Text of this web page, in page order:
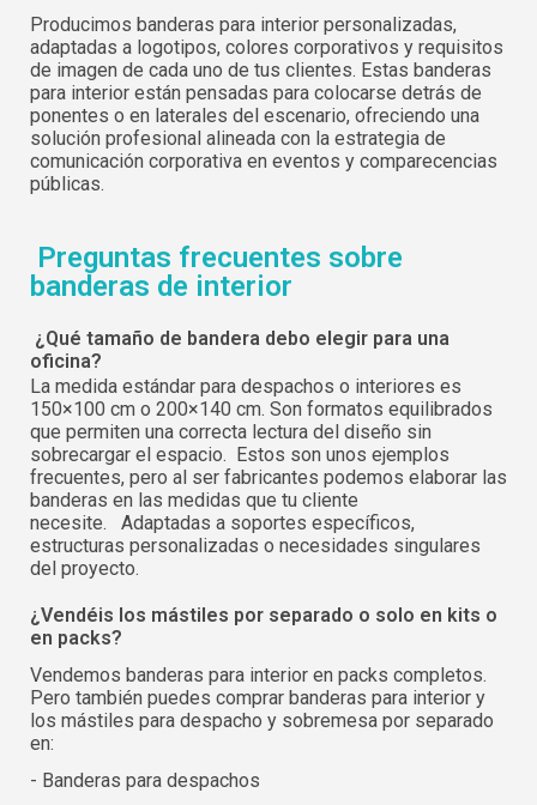
Producimos banderas para interior personalizadas,
adaptadas a logotipos, colores corporativos y requisitos
de imagen de cada uno de tus clientes. Estas banderas
para interior están pensadas para colocarse detrás de
ponentes o en laterales del escenario, ofreciendo una
solución profesional alineada con la estrategia de
comunicación corporativa en eventos y comparecencias
públicas.
Preguntas frecuentes sobre
banderas de interior
¿Qué tamaño de bandera debo elegir para una
oficina?
La medida estándar para despachos o interiores es
150×100 cm o 200×140 cm. Son formatos equilibrados
que permiten una correcta lectura del diseño sin
sobrecargar el espacio. Estos son unos ejemplos
frecuentes, pero al ser fabricantes podemos elaborar las
banderas en las medidas que tu cliente
necesite. Adaptadas a soportes específicos,
estructuras personalizadas o necesidades singulares
del proyecto.
¿Vendéis los mástiles por separado o solo en kits o
en packs?
Vendemos banderas para interior en packs completos.
Pero también puedes comprar banderas para interior y
los mástiles para despacho y sobremesa por separado
en:
- Banderas para despachos